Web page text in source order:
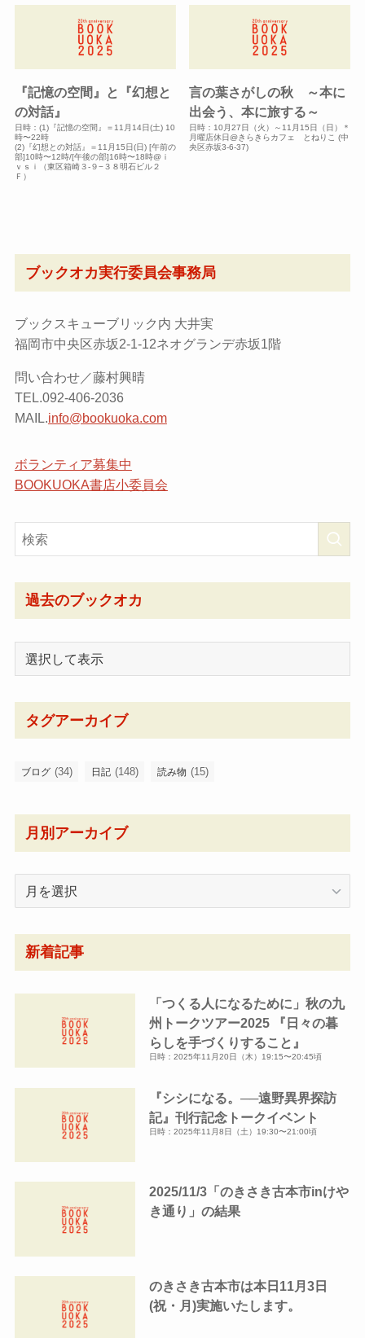
『記憶の空間』と『幻想と
の対話』
日時：(1)『記憶の空間』＝11月14日(土) 10
時〜22時
(2)『幻想との対話』＝11月15日(日) [午前の
部]10時〜12時/[午後の部]16時〜18時@ｉ
ｖｓｉ（東区箱崎３-９−３８明石ビル２
Ｆ）
言の葉さがしの秋 ～本に
出会う、本に旅する～
日時：10月27日（火）～11月15日（日）＊
月曜店休日@きらきらカフェ とねりこ (中
央区赤坂3-6-37)
ブックオカ実行委員会事務局
ブックスキューブリック内 大井実
福岡市中央区赤坂2-1-12ネオグランデ赤坂1階
問い合わせ／藤村興晴
TEL.092-406-2036
MAIL.info@bookuoka.com
ボランティア募集中
BOOKUOKA書店小委員会
過去のブックオカ
タグアーカイブ
ブログ (34) 日記 (148) 読み物 (15)
月別アーカイブ
ー
新着記事
「つくる人になるために」秋の九
州トークツアー2025 『日々の暮
らしを手づくりすること』
日時：2025年11月20日（木）19:15〜20:45頃
『シシになる。──遠野異界探訪
記』刊行記念トークイベント
日時：2025年11月8日（土）19:30〜21:00頃
2025/11/3「のきさき古本市inけや
き通り」の結果
のきさき古本市は本日11月3日
(祝・月)実施いたします。